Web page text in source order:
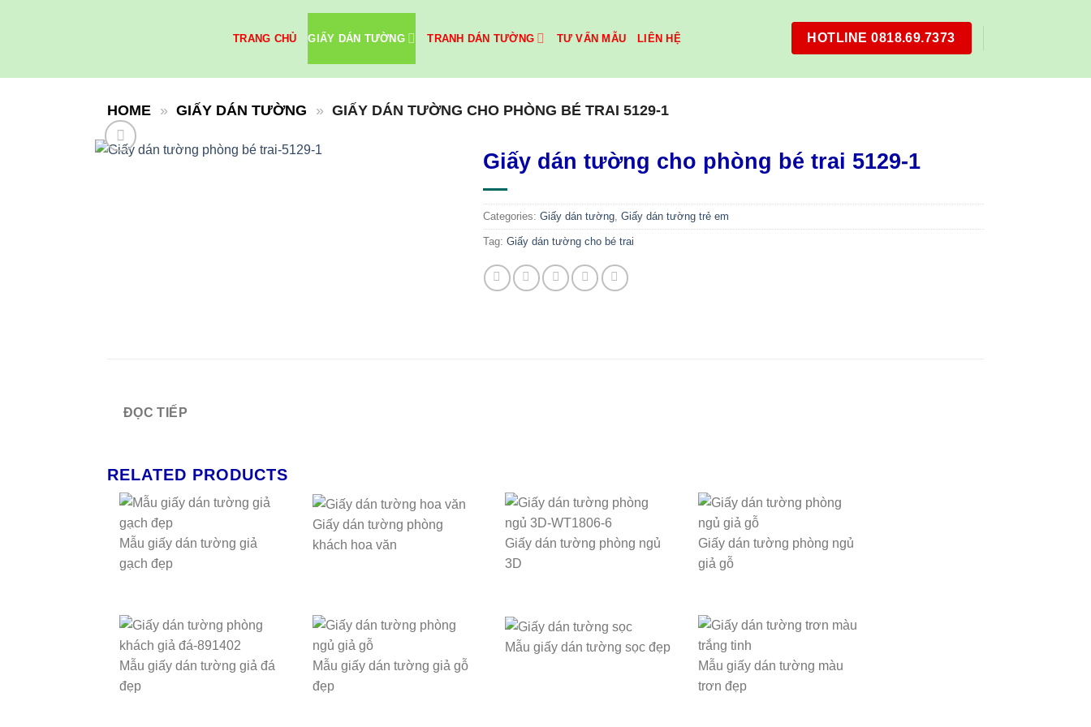
TRANG CHỦ GIẤY DÁN TƯỜNG TRANH DÁN TƯỜNG TƯ VẤN MẪU LIÊN HỆ HOTLINE 0818.69.7373
HOME » GIẤY DÁN TƯỜNG » GIẤY DÁN TƯỜNG CHO PHÒNG BÉ TRAI 5129-1
Giấy dán tường cho phòng bé trai 5129-1
Categories: Giấy dán tường, Giấy dán tường trẻ em
Tag: Giấy dán tường cho bé trai
ĐỌC TIẾP
RELATED PRODUCTS
Mẫu giấy dán tường giả
gạch đẹp
Giấy dán tường phòng
khách hoa văn
Giấy dán tường phòng ngủ
3D
Giấy dán tường phòng ngủ
giả gỗ
Mẫu giấy dán tường giả đá
đẹp
Mẫu giấy dán tường giả gỗ
đẹp
Mẫu giấy dán tường sọc đẹp
Mẫu giấy dán tường màu
trơn đẹp